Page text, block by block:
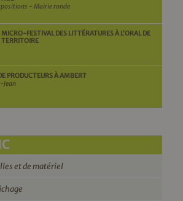
- Mairie ronde
: MICRO-FESTIVAL DES LITTÉRATURES À L’ORAL DE
TERRITOIRE
PRODUCTEURS À AMBERT
Jean
et de matériel